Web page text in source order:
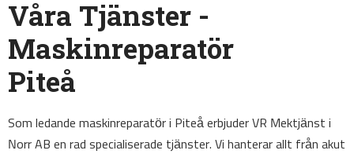
Våra Tjänster -
Maskinreparatör
Piteå
Som ledande maskinreparatör i Piteå erbjuder VR Mektjänst i
Norr AB en rad specialiserade tjänster. Vi hanterar allt från akut